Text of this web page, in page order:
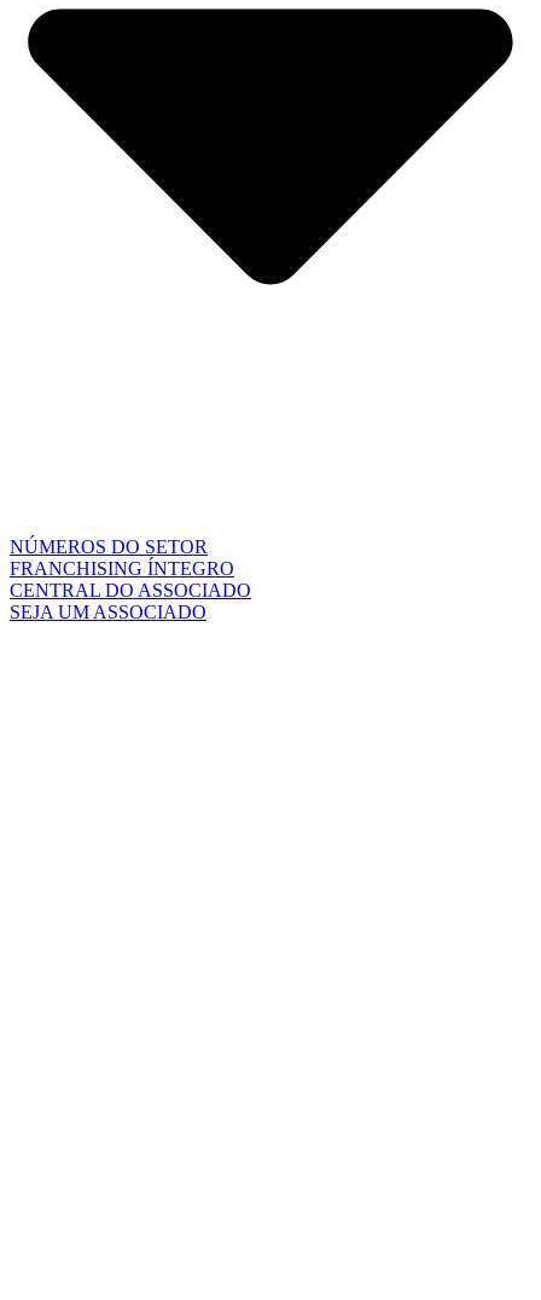
NÚMEROS DO SETOR
FRANCHISING ÍNTEGRO
CENTRAL DO ASSOCIADO
SEJA UM ASSOCIADO